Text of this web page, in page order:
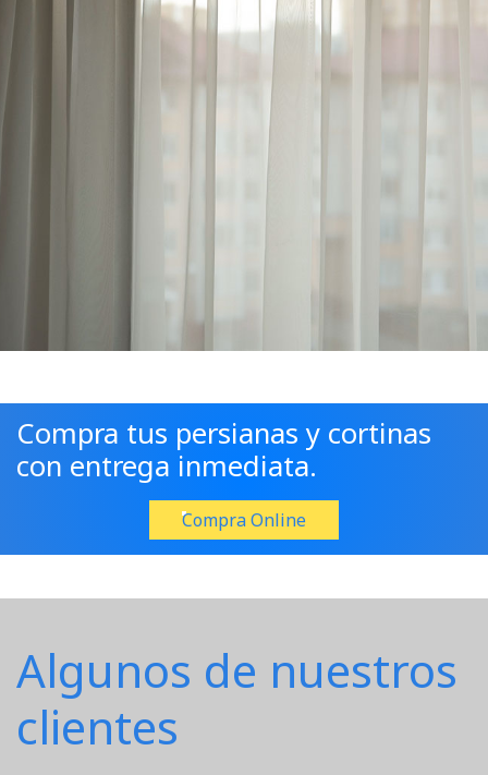
VER CATÁLOGO
Compra tus persianas y cortinas
con entrega inmediata.
Compra Online
Algunos de nuestros
clientes